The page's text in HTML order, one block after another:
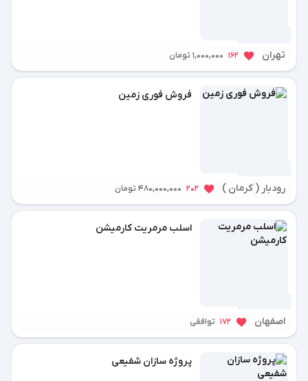
تهران 162 1,000,000 تومان
فروش فوری زمین
رودبار ( کرمان ) 202 480,000,000 تومان
اسلب مرمریت کارمیشن
اصفهان 172 توافقی
پروژه سازان شفیعی